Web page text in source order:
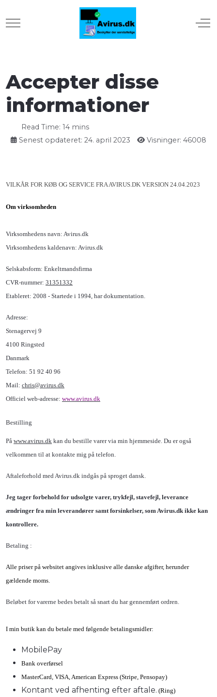
Mobile Menu Toggle
Accepter disse
informationer
Read Time: 14 mins
Senest opdateret: 24. april 2023
Visninger: 46008
VILKÅR FOR KØB OG SERVICE FRA AVIRUS.DK VERSION 24.04.2023
Om virksomheden
Virksomhedens navn: Avirus.dk
Virksomhedens kaldenavn: Avirus.dk
Selskabsform: Enkeltmandsfirma
CVR-nummer: 31351332
Etableret: 2008 - Startede i 1994, har dokumentation.
Adresse:
Stenagervej 9
4100 Ringsted
Danmark
Telefon: 51 92 40 96
Mail: chris@avirus.dk
Officiel web-adresse: www.avirus.dk
Bestilling
På www.avirus.dk kan du bestille varer via min hjemmeside. Du er også
velkommen til at kontakte mig på telefon.
Aftaleforhold med Avirus.dk indgås på sproget dansk.
Jeg tager forbehold for udsolgte varer, trykfejl, stavefejl, leverance
ændringer fra min leverandører samt forsinkelser, somAvirus.dk ikke kan
kontrollere.
Betaling :
Alle priser på websitet angives inklusive alle danske afgifter, herunder
gældende moms.
Beløbet for varerne bedes betalt så snart du har gennemført ordren.
I min butik kan du betale med følgende betalingsmidler:
MobilePay
Bank overførsel
MasterCard, VISA, American Express (Stripe, Pensopay)
Kontant ved afhenting efter aftale. (Ring)